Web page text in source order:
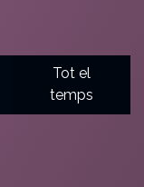
Tot el
temps